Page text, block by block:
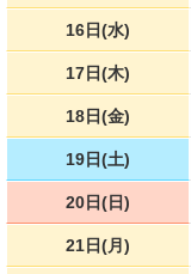
16日(水)
17日(木)
18日(金)
19日(土)
20日(日)
21日(月)